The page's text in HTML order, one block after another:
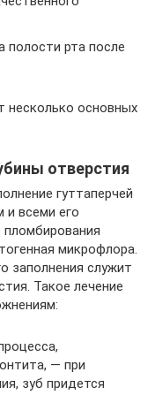
полости рта после
несколько основных
отверстия
гуттаперчей
и всеми его
пломбирования
микрофлора.
заполнения служит
Такое лечение
— при
зуб придется